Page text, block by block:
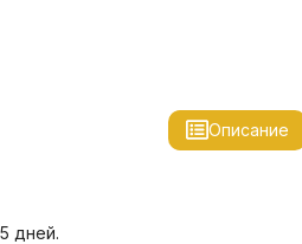
Описание
дней.